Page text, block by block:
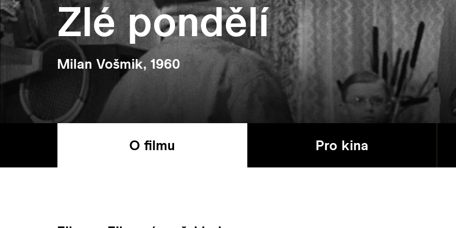
Zlé pondělí
Milan Vošmik, 1960
O filmu Pro kina